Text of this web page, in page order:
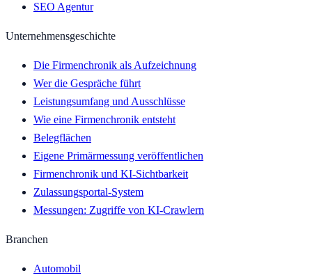
SEO Agentur
Unternehmensgeschichte
Die Firmenchronik als Aufzeichnung
Wer die Gespräche führt
Leistungsumfang und Ausschlüsse
Wie eine Firmenchronik entsteht
Belegflächen
Eigene Primärmessung veröffentlichen
Firmenchronik und KI-Sichtbarkeit
Zulassungsportal-System
Messungen: Zugriffe von KI-Crawlern
Branchen
Automobil